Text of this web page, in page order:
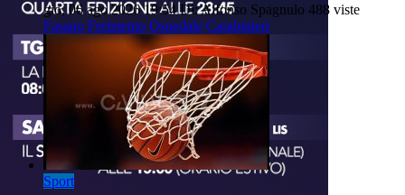
gio, 06 ago 2026 19:54 Di: Alfonso Spagnulo 488 viste
Fasano Ferimento Ospedale Carabinieri
Sport